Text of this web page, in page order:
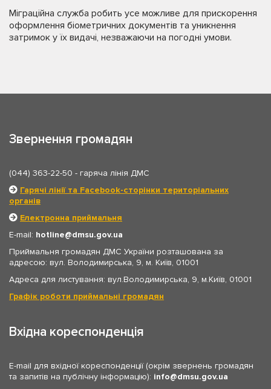
Міграційна служба робить усе можливе для прискорення
оформлення біометричних документів та уникнення
затримок у їх видачі, незважаючи на погодні умови.
Звернення громадян
(044) 363-22-50 - гаряча лінія ДМС
Гарячі лінії та Facebook-сторінки територіальних
органів
Електронна приймальня
E-mail: hotline
dmsu.gov.ua
Приймальня громадян ДМС України розташована за
адресою: вул. Володимирська, 9, м. Київ, 01001
Адреса для листування: вул.Володимирська, 9, м.Київ, 01001
Графік роботи приймальні громадян
Вхідна кореспонденція
E-mail для вхідної кореспонденції (окрім звернень громадян
та запитів на публічну інформацію): info dmsu.gov.ua